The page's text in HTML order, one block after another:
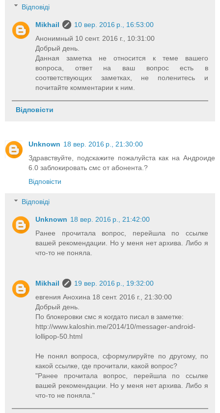
Відповіді
Mikhail
10 вер. 2016 р., 16:53:00
Анонимный 10 сент. 2016 г., 10:31:00
Добрый день.
Данная заметка не относится к теме вашего
вопроса, ответ на ваш вопрос есть в
соответствующих заметках, не поленитесь и
почитайте комментарии к ним.
Відповісти
Unknown 18 вер. 2016 р., 21:30:00
Здравствуйте, подскажите пожалуйста как на Андроиде
6.0 заблокировать смс от абонента.?
Відповісти
Відповіді
Unknown 18 вер. 2016 р., 21:42:00
Ранее прочитала вопрос, перейшла по ссылке
вашей рекомендации. Но у меня нет архива. Либо я
что-то не поняла.
Mikhail
19 вер. 2016 р., 19:32:00
евгения Анохина 18 сент. 2016 г., 21:30:00
Добрый день.
По блокеровки смс я когдато писал в заметке:
http://www.kaloshin.me/2014/10/messager-android-
lollipop-50.html
Не понял вопроса, сформулируйте по другому, по
какой ссылке, где прочитали, какой вопрос?
"Ранее прочитала вопрос, перейшла по ссылке
вашей рекомендации. Но у меня нет архива. Либо я
что-то не поняла."